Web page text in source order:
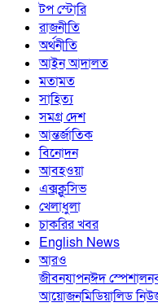
টপ স্টোরি
রাজনীতি
অর্থনীতি
আইন আদালত
মতামত
সাহিত্য
সমগ্র দেশ
আন্তর্জাতিক
বিনোদন
আবহওয়া
এক্সক্লুসিভ
খেলাধুলা
চাকরির খবর
English News
আরও
জীবনযাপনঈদ স্পেশাল
আয়োজনমিডিয়ালিড